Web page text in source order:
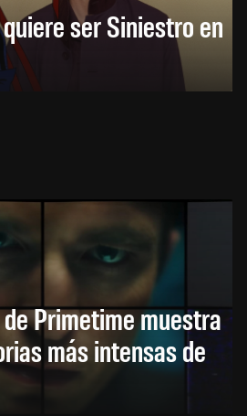
ser Siniestro en
Primetime muestra
más intensas de